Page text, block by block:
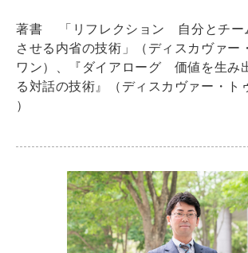
著書 「リフレクション 自分とチー
させる内省の技術」（ディスカヴァー
ワン）、『ダイアローグ 価値を生み
る対話の技術』（ディスカヴァー・ト
）